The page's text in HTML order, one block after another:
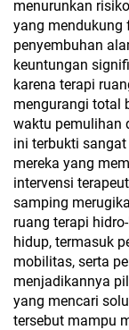
menurunkan
yang mendukung
penyembuhan
keuntungan
karena terapi
mengurangi total
waktu pemulihan
ini terbukti
mereka yang
intervensi
samping
ruang terapi
hidup, termasuk
mobilitas, serta
menjadikannya
yang mencari
tersebut mampu